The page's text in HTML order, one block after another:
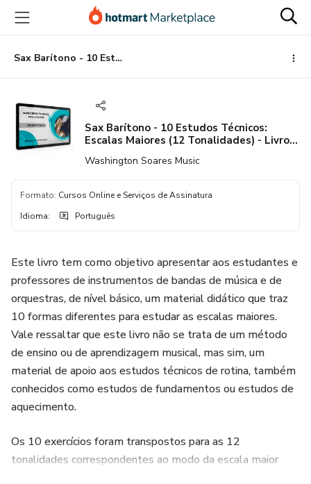
para
conteúdo
principal
para
pagamento
para
rodapé
Sax Barítono - 10 Estudos Técnicos: Escalas Maiores (12 Tonalidades) - Livro Digital + 240 Play Alongs
Sax Barítono - 10 Estudos Técnicos:
Escalas Maiores (12 Tonalidades) - Livro
Washington Soares Music
Formato: Cursos Online e Serviços de Assinatura
Idioma: Português
Este livro tem como objetivo apresentar aos estudantes e
professores de instrumentos de bandas de música e de
orquestras, de nível básico, um material didático que traz
10 formas diferentes para estudar as escalas maiores.
Vale ressaltar que este livro não se trata de um método
de ensino ou de aprendizagem musical, mas sim, um
material de apoio aos estudos técnicos de rotina, também
conhecidos como estudos de fundamentos ou estudos de
aquecimento.
Os 10 exercícios foram transpostos para as 12
tonalidades correspondentes ao modo da escala maior